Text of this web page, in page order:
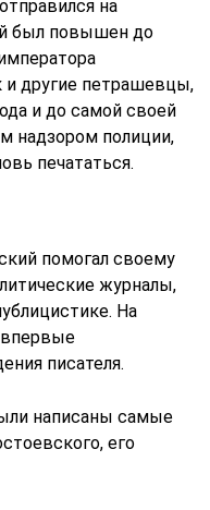
на
был повышен до
и другие петрашевцы,
и до самой своей
надзором полиции,
печататься.
помогал своему
журналы,
На
впервые
писателя.
написаны самые
его